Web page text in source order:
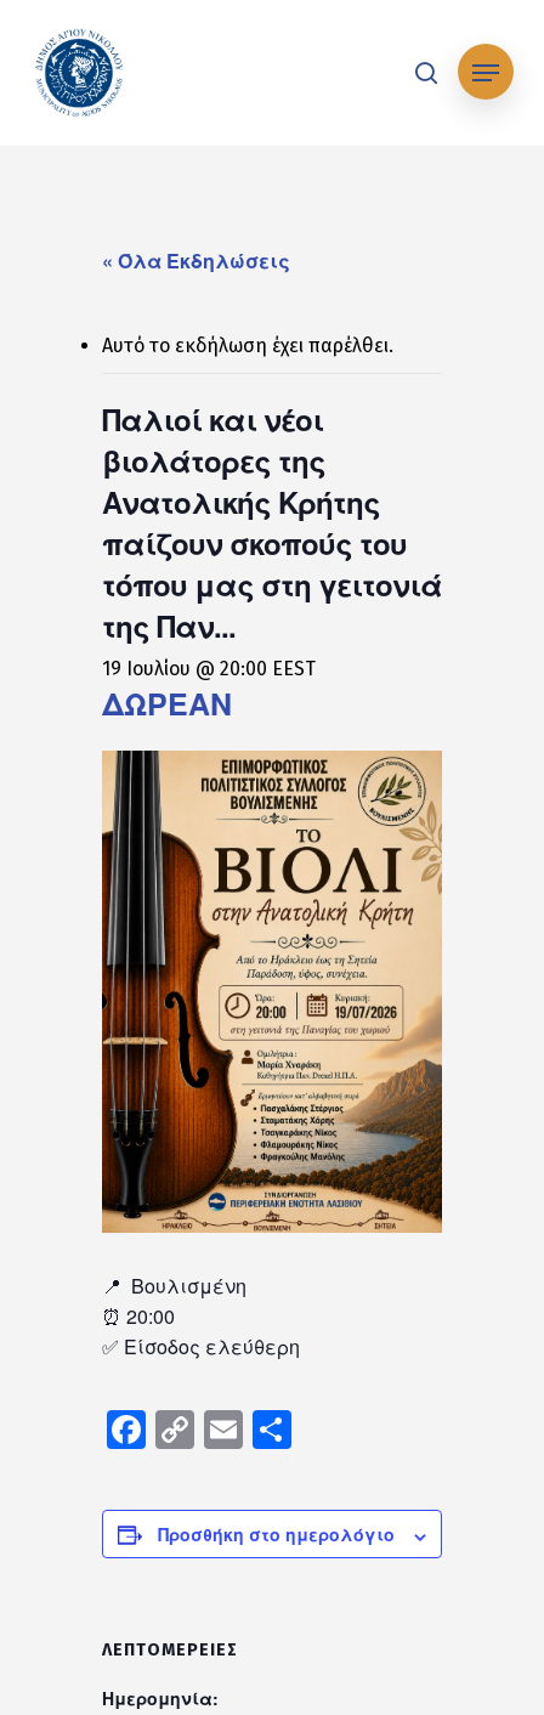
main
content
searchΜενού
« Όλα Εκδηλώσεις
Αυτό το εκδήλωση έχει παρέλθει.
Παλιοί και νέοι
βιολάτορες της
Ανατολικής Κρήτης
παίζουν σκοπούς του
τόπου μας στη γειτονιά
της Παν...
19 Ιουλίου @ 20:00 EEST
ΔΩΡΕΆΝ
📍 Βουλισμένη
⏰ 20:00
✅ Είσοδος ελεύθερη
Facebook
CopyEmail
Προσθήκη στο ημερολόγιο
ΛΕΠΤΟΜΈΡΕΙΕΣ
Ημερομηνία: